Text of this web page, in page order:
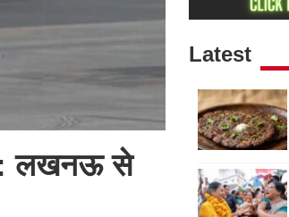
लखनऊ से
Latest